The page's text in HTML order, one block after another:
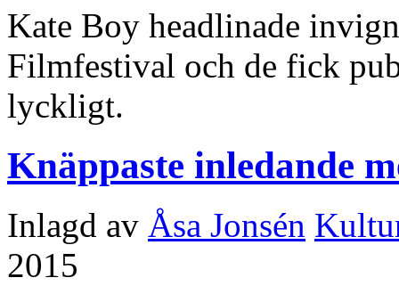
Kate Boy headlinade
Filmfestival och de fick
lyckligt.
Knäppaste inledande
Inlagd av Åsa Jonsén
2015